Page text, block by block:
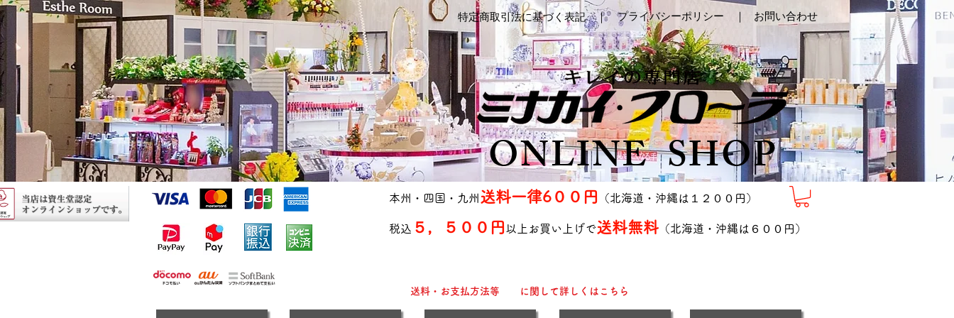
特定商取引法に基づく表記 ｜ プライバシーポリシー ｜ お問い合わせ
ONLINE SHOP
本州・四国・九州 送料一律6００円 （北海道・沖縄は１２００円）
税込 ５，５００円以上お買い上げで送料無料 （北海道・沖縄は６００円）
送料・お支払方法等 に関して詳しくはこちら